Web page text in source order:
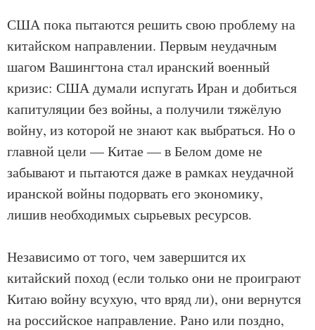
США пока пытаются решить свою проблему на
китайском направлении. Первым неудачным
шагом Вашингтона стал иранский военный
кризис: США думали испугать Иран и добиться
капитуляции без войны, а получили тяжёлую
войну, из которой не знают как выбраться. Но о
главной цели — Китае — в Белом доме не
забывают и пытаются даже в рамках неудачной
иранской войны подорвать его экономику,
лишив необходимых сырьевых ресурсов.
Независимо от того, чем завершится их
китайский поход (если только они не проиграют
Китаю войну всухую, что вряд ли), они вернутся
на российское направление. Рано или поздно,